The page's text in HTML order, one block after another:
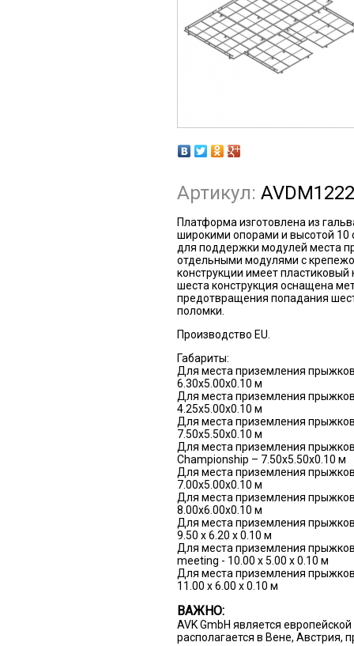
Артикул: AVDM1222
Платформа изготовлена из
широкими опорами и высотой
для поддержки модулей места
отдельными модулями с
конструкции имеет
шеста конструкция оснащена
предотвращения попадания
поломки.
Производство EU.
Габариты:
Для места приземления
6.30x5.00x0.10 м
Для места приземления
4.25x5.00x0.10 м
Для места приземления
7.50x5.50x0.10 м
Для места приземления
Championship – 7.50x5.50x0.10 м
Для места приземления
7.00x5.00x0.10 м
Для места приземления
8.00x6.00x0.10 м
Для места приземления
9.50 x 6.20 x 0.10 м
Для места приземления
meeting - 10.00 x 5.00 x 0.10 м
Для места приземления
11.00 x 6.00 x 0.10 м
ВАЖНО:
AVK GmbH является
располагается в Вене, Австрия,